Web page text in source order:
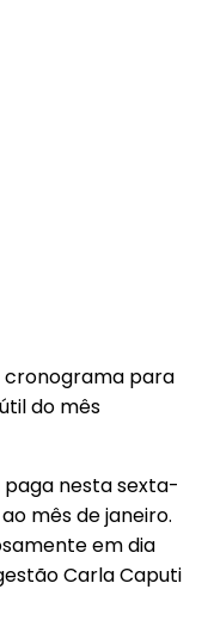
cronograma para
do mês
paga nesta sexta-
mês de janeiro.
em dia
Carla Caputi